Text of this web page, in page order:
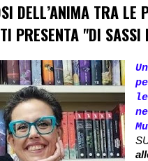
DELL’ANIMA TRA LE
PRESENTA "DI